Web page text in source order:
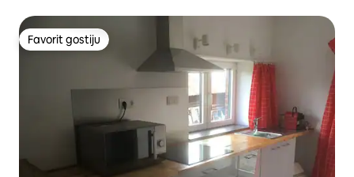
Favorit gostiju
Favorit gostiju